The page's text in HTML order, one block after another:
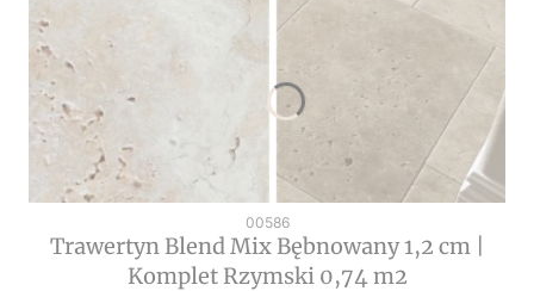
Kod produktu
00586
Trawertyn Blend Mix Bębnowany 1,2 cm |
Komplet Rzymski 0,74 m2